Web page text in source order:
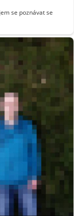
se poznávat se